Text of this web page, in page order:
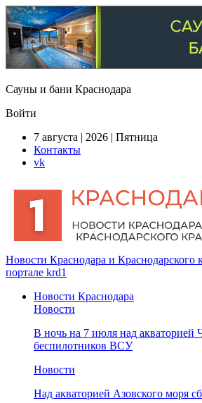
Сауны и бани Краснодара
Войти
7 августа | 2026 | Пятница
Контакты
vk
Новости Краснодара и Краснодарского
портале krd1
Новости Краснодара
Новости
В ночь на 7 июля над акваторией
беспилотников ВСУ
Новости
Над акваторией Азовского